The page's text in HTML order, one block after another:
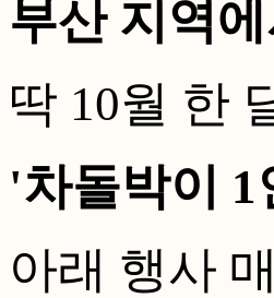
부산 지역
딱 10월 한
'차돌박이
아래 행사